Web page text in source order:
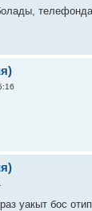
уакыт бос